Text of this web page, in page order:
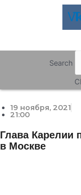
Search
19 ноября, 2021
21:00
Глава Карелии
в Москве